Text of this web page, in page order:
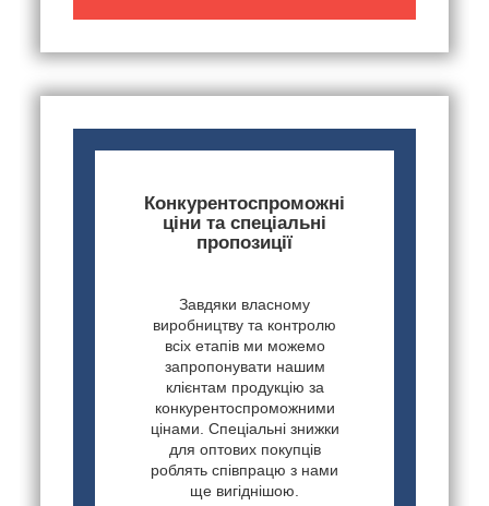
Конкурентоспроможні
ціни та спеціальні
пропозиції
Завдяки власному
виробництву та контролю
всіх етапів ми можемо
запропонувати нашим
клієнтам продукцію за
конкурентоспроможними
цінами. Спеціальні знижки
для оптових покупців
роблять співпрацю з нами
ще вигіднішою.